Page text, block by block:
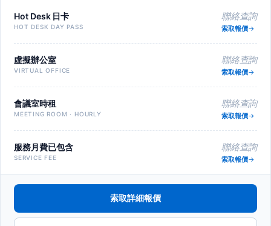
Hot Desk 日卡
HOT DESK DAY PASS
聯絡查詢
索取報價
虛擬辦公室
VIRTUAL OFFICE
聯絡查詢
索取報價
會議室時租
MEETING ROOM · HOURLY
聯絡查詢
索取報價
服務月費已包含
SERVICE FEE
聯絡查詢
索取報價
索取詳細報價